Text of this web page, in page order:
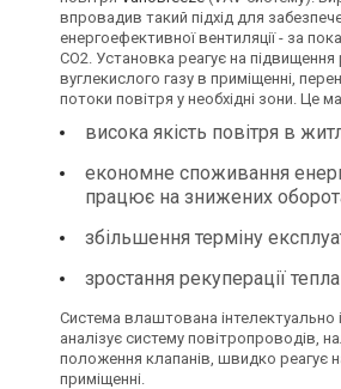
впровадив такий підхід для
енергоефективної вентиляції - за
CO2. Установка реагує на підвищення
вуглекислого газу в приміщенні,
потоки повітря у необхідні зони. Це
висока якість повітря в
економне споживання
працює на знижених
збільшення терміну
зростання рекуперації
Система влаштована інтелектуально
аналізує систему повітропроводів,
положення клапанів, швидко реагує
приміщенні.